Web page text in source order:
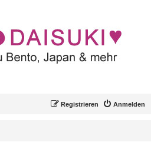
Anmelden
Registrieren